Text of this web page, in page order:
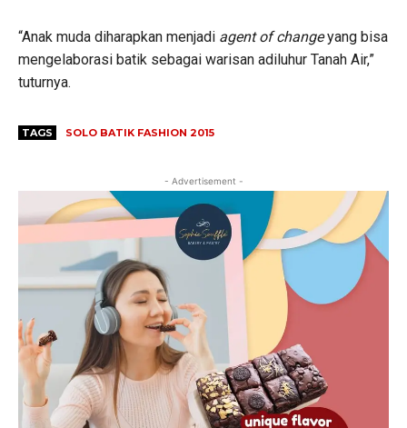
“Anak muda diharapkan menjadi agent of changeyang bisa
mengelaborasi batik sebagai warisan adiluhur Tanah Air,”
tuturnya.
TAGS SOLO BATIK FASHION 2015
- Advertisement -